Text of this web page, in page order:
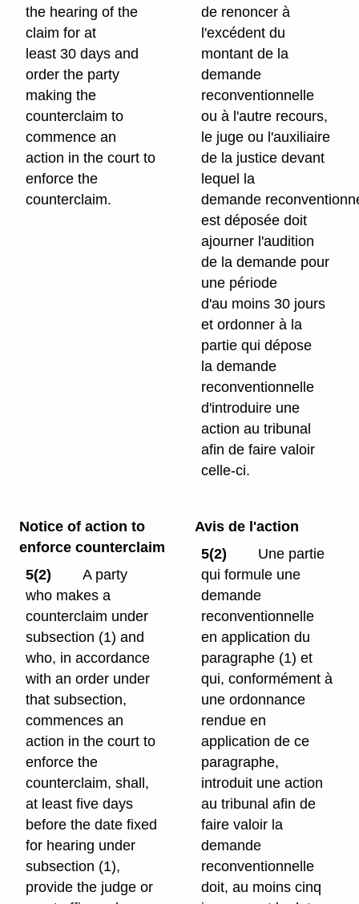
the hearing of the
claim for at
least 30 days and
order the party
making the
counterclaim to
commence an
action in the court to
enforce the
counterclaim.
de renoncer à
l'excédent du
montant de la
demande
reconventionnelle
ou à l'autre recours,
le juge ou l'auxiliaire
de la justice devant
lequel la
demande
est déposée doit
ajourner l'audition
de la demande pour
une période
d'au moins 30 jours
et ordonner à la
partie qui dépose
la demande
reconventionnelle
d'introduire une
action au tribunal
afin de faire valoir
celle-ci.
Notice of action to
enforce counterclaim
5(2)
A party
who makes a
counterclaim under
subsection (1) and
who, in accordance
with an order under
that subsection,
commences an
action in the court to
enforce the
counterclaim, shall,
at least five days
before the date fixed
for hearing under
subsection (1),
provide the judge or
Avis de l'action
5(2)
Une partie
qui formule une
demande
reconventionnelle
en application du
paragraphe (1) et
qui, conformément à
une ordonnance
rendue en
application de ce
paragraphe,
introduit une action
au tribunal afin de
faire valoir la
demande
reconventionnelle
doit, au moins cinq